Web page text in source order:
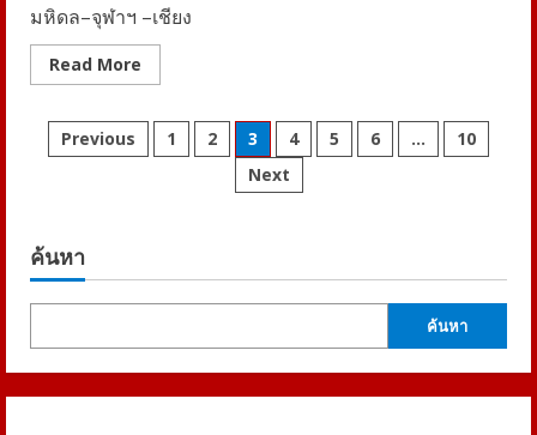
มหิดล–จุฬาฯ –เชียง
Read More
more
จุฬาฯ
เชียงใหม่
นิสิต
นักศึกษา
“MC²
ระบบ
Posts
Previous 1 2 3 4 5 6 …
10
Next
ค้นหา
ค้นหา